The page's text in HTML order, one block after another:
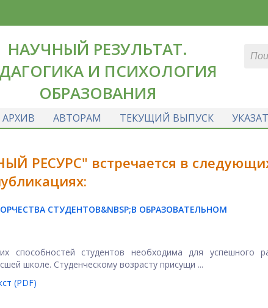
НАУЧНЫЙ РЕЗУЛЬТАТ.
И ПСИХОЛОГИЯ
ОБРАЗОВАНИЯ
АРХИВ АВТОРАМ ТЕКУЩИЙ ВЫПУСК
РЕСУРС" встречается в
СТУДЕНТОВ&NBSP;В ОБРАЗОВАТЕЛЬНОМ
способностей студентов необходима для успешного
школе. Студенческому возрасту присущи ...
(PDF)